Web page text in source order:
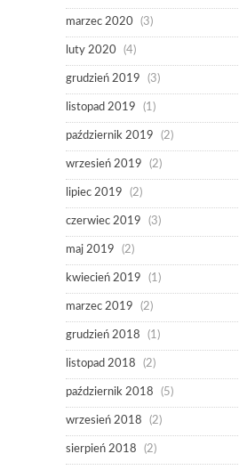
marzec 2020 (3)
luty 2020 (4)
grudzień 2019 (3)
listopad 2019 (1)
październik 2019 (2)
wrzesień 2019 (2)
lipiec 2019 (2)
czerwiec 2019 (3)
maj 2019 (2)
kwiecień 2019 (1)
marzec 2019 (2)
grudzień 2018 (1)
listopad 2018 (2)
październik 2018 (5)
wrzesień 2018 (2)
sierpień 2018 (2)